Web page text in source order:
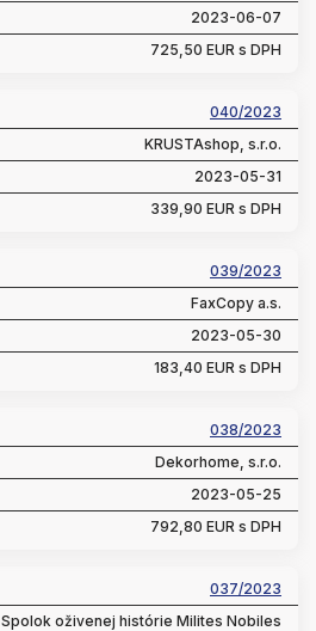
2023-06-07
725,50 EUR s DPH
040/2023
KRUSTAshop, s.r.o.
2023-05-31
339,90 EUR s DPH
039/2023
FaxCopy a.s.
2023-05-30
183,40 EUR s DPH
038/2023
Dekorhome, s.r.o.
2023-05-25
792,80 EUR s DPH
037/2023
Spolok oživenej histórie Milites Nobiles